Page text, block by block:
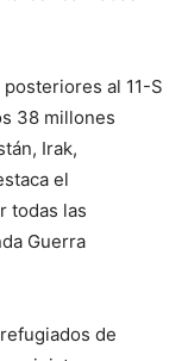
al 11-S
38 millones
Irak,
el
todas las
Guerra
de